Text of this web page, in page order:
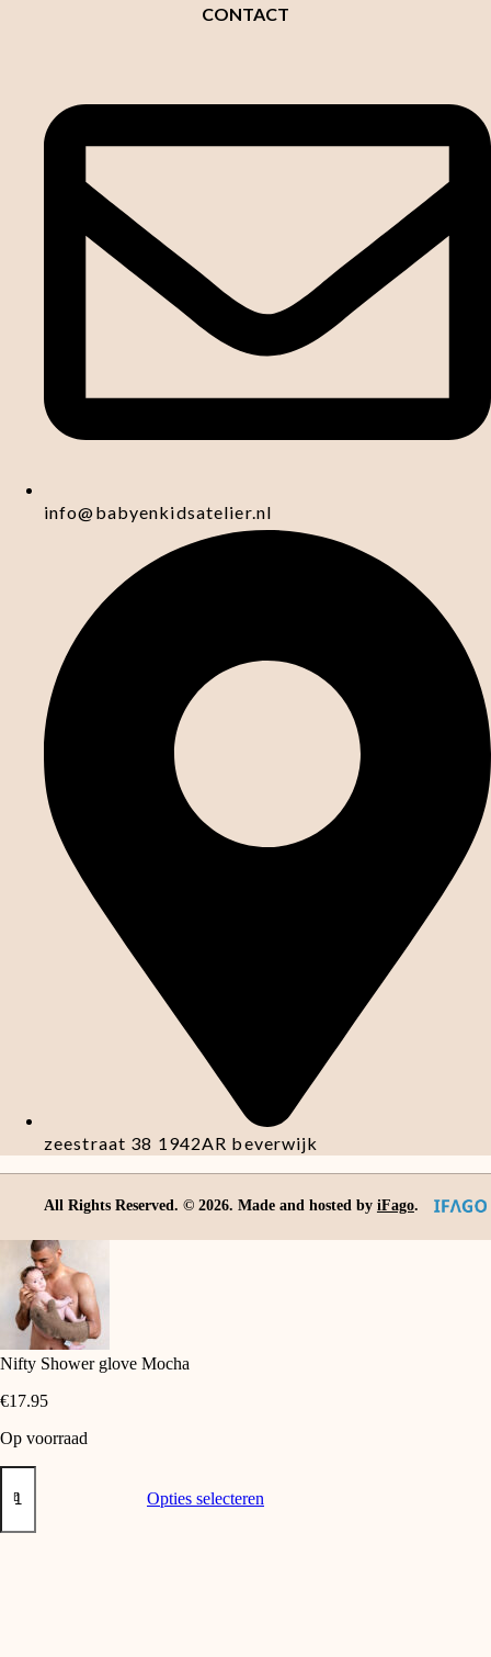
CONTACT
info@babyenkidsatelier.nl
zeestraat 38 1942AR beverwijk
All Rights Reserved. © 2026. Made and hosted by iFago.
Nifty Shower glove Mocha
€17.95
Op voorraad
Nifty
Shower
Mocha
Opties selecteren